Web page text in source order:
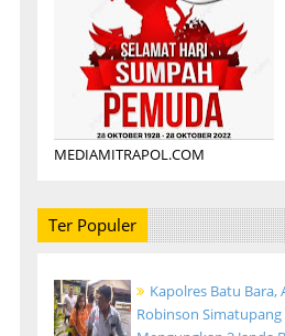
MEDIAMITRAPOL.COM
Ter Populer
Kapolres Batu Bara,
Robinson Simatupang